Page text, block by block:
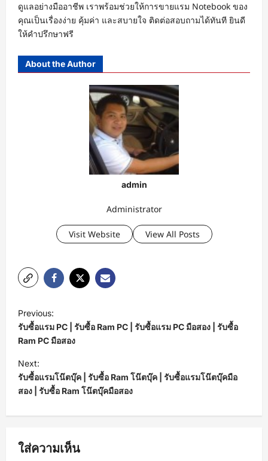
ดูแลอย่างมืออาชีพ เราพร้อมช่วยให้การขายแรม Notebook ของ
คุณเป็นเรื่องง่าย คุ้มค่า และสบายใจ ติดต่อสอบถามได้ทันที ยินดี
ให้คำปรึกษาฟรี
About the Author
admin
Administrator
Visit Website View All Posts
o
s
t
n
a
v
g
Previous:
รับซื้อแรม PC | รับซื้อ Ram PC | รับซื้อแรม PC มือสอง | รับซื้อ
Ram PC มือสอง
Next:
รับซื้อแรมโน๊ตบุ๊ค | รับซื้อ Ram โน๊ตบุ๊ค | รับซื้อแรมโน๊ตบุ๊คมือ
สอง | รับซื้อ Ram โน๊ตบุ๊คมือสอง
ใส่ความเห็น